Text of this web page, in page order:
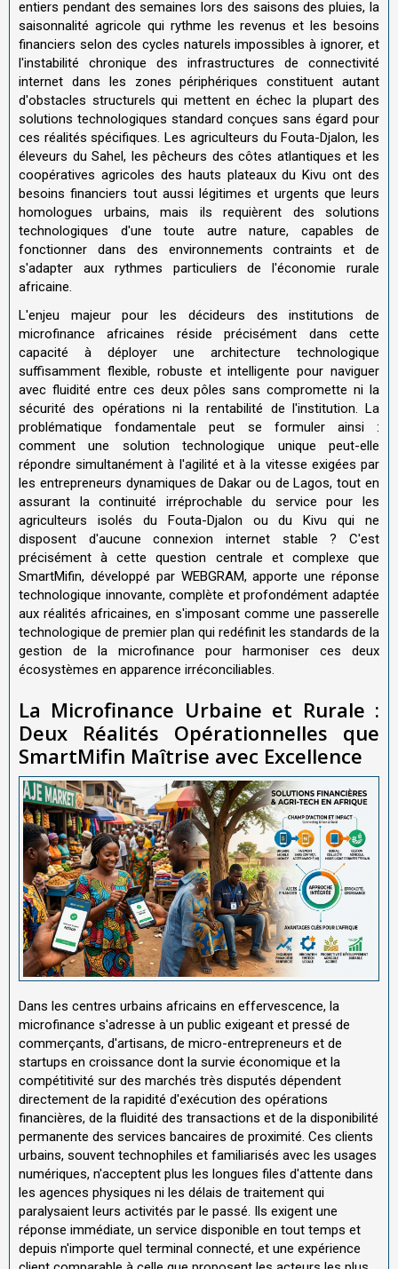
entiers pendant des semaines lors des saisons des pluies, la
saisonnalité agricole qui rythme les revenus et les besoins
financiers selon des cycles naturels impossibles à ignorer, et
l'instabilité chronique des infrastructures de connectivité
internet dans les zones périphériques constituent autant
d'obstacles structurels qui mettent en échec la plupart des
solutions technologiques standard conçues sans égard pour
ces réalités spécifiques. Les agriculteurs du Fouta-Djalon, les
éleveurs du Sahel, les pêcheurs des côtes atlantiques et les
coopératives agricoles des hauts plateaux du Kivu ont des
besoins financiers tout aussi légitimes et urgents que leurs
homologues urbains, mais ils requièrent des solutions
technologiques d'une toute autre nature, capables de
fonctionner dans des environnements contraints et de
s'adapter aux rythmes particuliers de l'économie rurale
africaine.
L'enjeu majeur pour les décideurs des institutions de
microfinance africaines réside précisément dans cette
capacité à déployer une architecture technologique
suffisamment flexible, robuste et intelligente pour naviguer
avec fluidité entre ces deux pôles sans compromette ni la
sécurité des opérations ni la rentabilité de l'institution. La
problématique fondamentale peut se formuler ainsi :
comment une solution technologique unique peut-elle
répondre simultanément à l'agilité et à la vitesse exigées par
les entrepreneurs dynamiques de Dakar ou de Lagos, tout en
assurant la continuité irréprochable du service pour les
agriculteurs isolés du Fouta-Djalon ou du Kivu qui ne
disposent d'aucune connexion internet stable ? C'est
précisément à cette question centrale et complexe que
SmartMifin, développé par WEBGRAM, apporte une réponse
technologique innovante, complète et profondément adaptée
aux réalités africaines, en s'imposant comme une passerelle
technologique de premier plan qui redéfinit les standards de la
gestion de la microfinance pour harmoniser ces deux
écosystèmes en apparence irréconciliables.
La Microfinance Urbaine et Rurale :
Deux Réalités Opérationnelles que
SmartMifin Maîtrise avec Excellence
Dans les centres urbains africains en effervescence, la
microfinance s'adresse à un public exigeant et pressé de
commerçants, d'artisans, de micro-entrepreneurs et de
startups en croissance dont la survie économique et la
compétitivité sur des marchés très disputés dépendent
directement de la rapidité d'exécution des opérations
financières, de la fluidité des transactions et de la disponibilité
permanente des services bancaires de proximité. Ces clients
urbains, souvent technophiles et familiarisés avec les usages
numériques, n'acceptent plus les longues files d'attente dans
les agences physiques ni les délais de traitement qui
paralysaient leurs activités par le passé. Ils exigent une
réponse immédiate, un service disponible en tout temps et
depuis n'importe quel terminal connecté, et une expérience